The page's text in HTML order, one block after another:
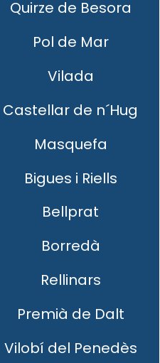
Quirze de Besora
Pol de Mar
Vilada
Castellar de n´Hug
Masquefa
Bigues i Riells
Bellprat
Borredà
Rellinars
Premià de Dalt
Vilobí del Penedès